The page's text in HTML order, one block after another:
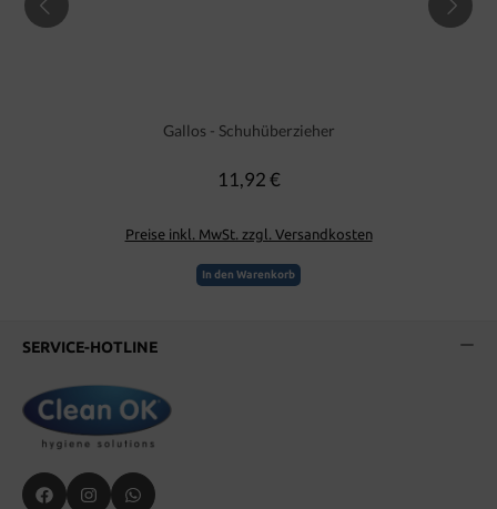
Gallos - Schuhüberzieher
Regulärer Preis:
11,92 €
Preise inkl. MwSt. zzgl. Versandkosten
In den Warenkorb
SERVICE-HOTLINE